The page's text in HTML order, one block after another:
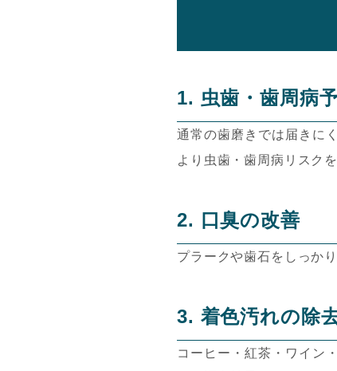
1. 虫歯・歯周病
通常の歯磨きでは届きに
より虫歯・歯周病リスク
2. 口臭の改善
プラークや歯石をしっか
3. 着色汚れの除
コーヒー・紅茶・ワイン